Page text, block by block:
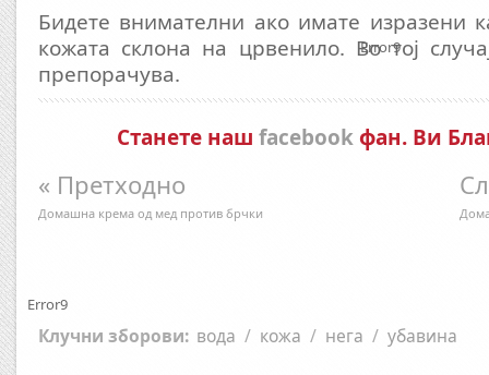
Бидете внимателни ако имате изразени
кожата склона на црвенило. Во тој
препорачува.
Станете наш facebookфан. Ви
« Претходно
Домашна крема од мед против брчки
Error9
Error9
Клучни зборови: вода / кожа / нега / убавина